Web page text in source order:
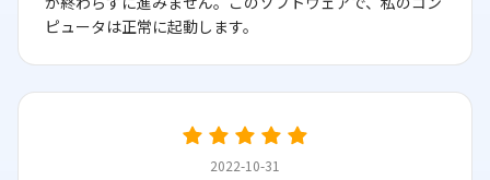
ピュータは正常に起動します。
2022-10-31